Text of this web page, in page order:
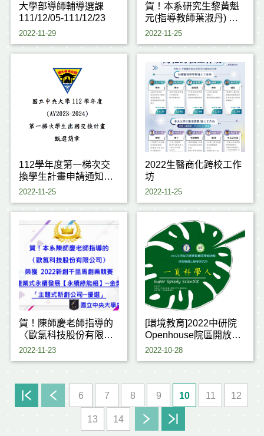
大學部導師輔導選課
111/12/05-111/12/23
2022-11-29
賀！本系研究生黎黃魁
元(指導教師葉淑丹) 參
加2022多體學及精準醫
得「優秀海報獎」
2022-11-25
112學年度第一梯次交
換學生計畫申請通知及
相關變革
2022-11-25
2022生醫商化跨校工作
坊
2022-11-25
賀！陳師慶老師指導的
〈歐氯科技股份有限公
司〉獲獎~
2022-11-23
[環境教育]2022中研院
Openhouse院區開放參
觀 植微所邀請您
2022-10-28
6 7 8 9 10 11 12
13 14